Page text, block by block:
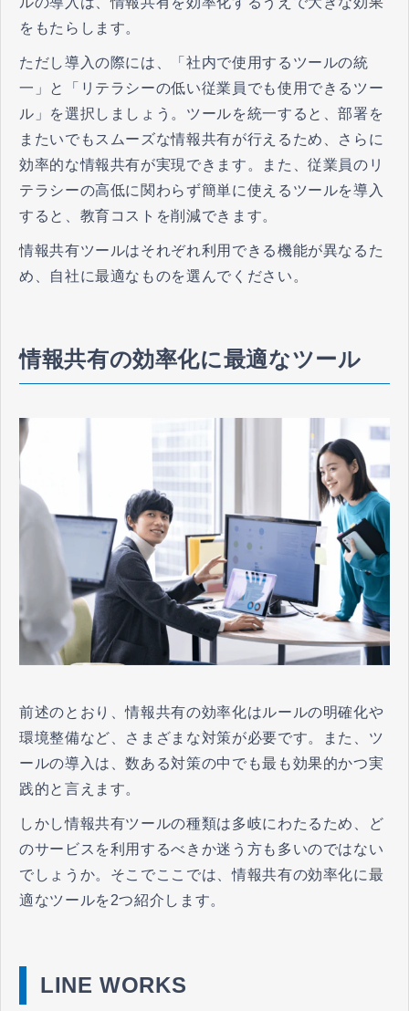
をもたらします。
ただし導入の際には、「社内で使用するツールの統
一」と「リテラシーの低い従業員でも使用できるツー
ル」を選択しましょう。ツールを統一すると、部署を
またいでもスムーズな情報共有が行えるため、さらに
効率的な情報共有が実現できます。また、従業員のリ
テラシーの高低に関わらず簡単に使えるツールを導入
すると、教育コストを削減できます。
情報共有ツールはそれぞれ利用できる機能が異なるた
め、自社に最適なものを選んでください。
情報共有の効率化に最適なツール
前述のとおり、情報共有の効率化はルールの明確化や
環境整備など、さまざまな対策が必要です。また、ツ
ールの導入は、数ある対策の中でも最も効果的かつ実
践的と言えます。
しかし情報共有ツールの種類は多岐にわたるため、ど
のサービスを利用するべきか迷う方も多いのではない
でしょうか。そこでここでは、情報共有の効率化に最
適なツールを2つ紹介します。
LINE WORKS